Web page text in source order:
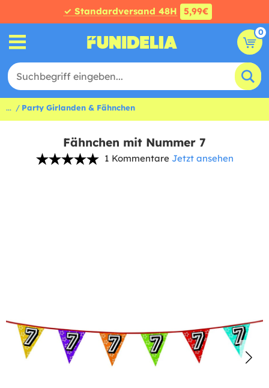
✓ Standardversand 48H 5,99€
0
... Party Girlanden & Fähnchen
Fähnchen mit Nummer 7
1 Kommentare Jetzt ansehen